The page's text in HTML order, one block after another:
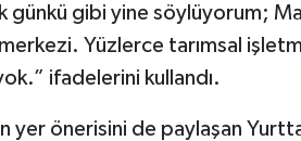
günkü gibi yine söylüyorum;
merkezi. Yüzlerce tarımsal
ifadelerini kullandı.
yer önerisini de paylaşan